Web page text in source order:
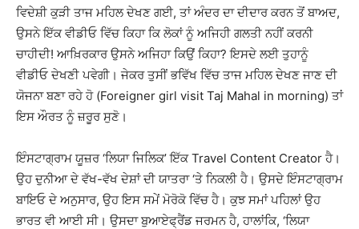
ਵਿਦੇਸ਼ੀ ਕੁੜੀ ਤਾਜ ਮਹਿਲ ਦੇਖਣ ਗਈ, ਤਾਂ ਅੰਦਰ ਦਾ ਦੀਦਾਰ ਕਰਨ ਤੋਂ ਬਾਅਦ,
ਉਸਨੇ ਇੱਕ ਵੀਡੀਓ ਵਿੱਚ ਕਿਹਾ ਕਿ ਲੋਕਾਂ ਨੂੰ ਅਜਿਹੀ ਗਲਤੀ ਨਹੀਂ ਕਰਨੀ
ਚਾਹੀਦੀ! ਆਖ਼ਿਰਕਾਰ ਉਸਨੇ ਅਜਿਹਾ ਕਿਉਂ ਕਿਹਾ? ਇਸਦੇ ਲਈ ਤੁਹਾਨੂੰ
ਵੀਡੀਓ ਦੇਖਣੀ ਪਵੇਗੀ। ਜੇਕਰ ਤੁਸੀਂ ਭਵਿੱਖ ਵਿੱਚ ਤਾਜ ਮਹਿਲ ਦੇਖਣ ਜਾਣ ਦੀ
ਯੋਜਨਾ ਬਣਾ ਰਹੇ ਹੋ (Foreigner girl visit Taj Mahal in morning) ਤਾਂ
ਇਸ ਔਰਤ ਨੂੰ ਜ਼ਰੂਰ ਸੁਣੋ।
ਇੰਸਟਾਗ੍ਰਾਮ ਯੂਜ਼ਰ ‘ਲਿਯਾ ਜਿਲਿਕ’ ਇੱਕ Travel Content Creator ਹੈ।
ਉਹ ਦੁਨੀਆ ਦੇ ਵੱਖ-ਵੱਖ ਦੇਸ਼ਾਂ ਦੀ ਯਾਤਰਾ ‘ਤੇ ਨਿਕਲੀ ਹੈ। ਉਸਦੇ ਇੰਸਟਾਗ੍ਰਾਮ
ਬਾਇਓ ਦੇ ਅਨੁਸਾਰ, ਉਹ ਇਸ ਸਮੇਂ ਮੋਰੋਕੋ ਵਿੱਚ ਹੈ। ਕੁਝ ਸਮਾਂ ਪਹਿਲਾਂ ਉਹ
ਭਾਰਤ ਵੀ ਆਈ ਸੀ। ਉਸਦਾ ਬੁਆਏਫ੍ਰੈਂਡ ਜਰਮਨ ਹੈ, ਹਾਲਾਂਕਿ, ‘ਲਿਯਾ